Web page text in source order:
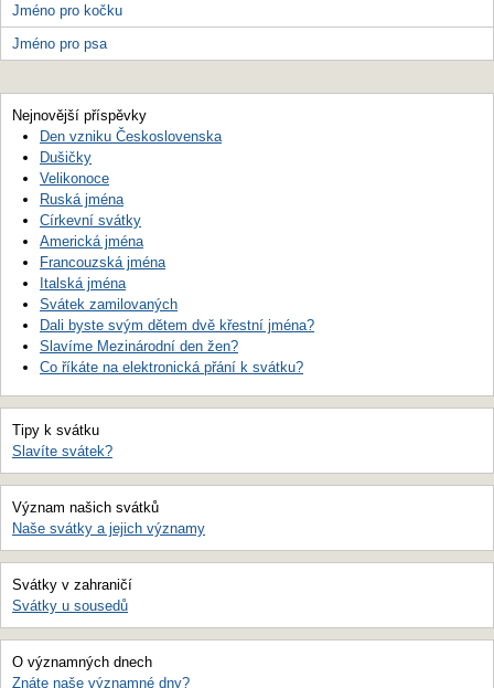
Jméno pro kočku
Jméno pro psa
Nejnovější příspěvky
Den vzniku Československa
Dušičky
Velikonoce
Ruská jména
Církevní svátky
Americká jména
Francouzská jména
Italská jména
Svátek zamilovaných
Dali byste svým dětem dvě křestní jména?
Slavíme Mezinárodní den žen?
Co říkáte na elektronická přání k svátku?
Tipy k svátku
Slavíte svátek?
Význam našich svátků
Naše svátky a jejich významy
Svátky v zahraničí
Svátky u sousedů
O významných dnech
Znáte naše významné dny?